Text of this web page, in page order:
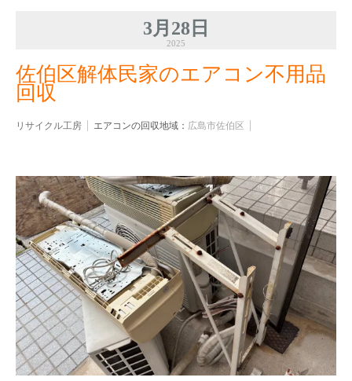
3月28日
2025
佐伯区解体民家のエアコン不用品
回収
リサイクル工房 エアコンの回収地域： 広島市佐伯区